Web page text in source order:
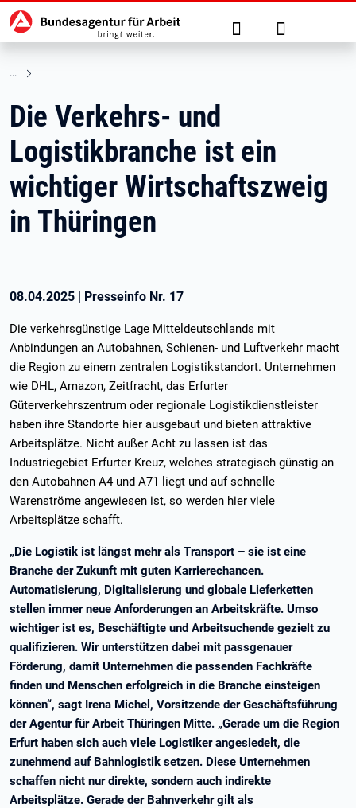
zu den Hauptinhalten springen
Hauptnavigation Suche Anmelden
Die Verkehrs- und
Logistikbranche ist ein
wichtiger Wirtschaftszweig
in Thüringen
08.04.2025 | Presseinfo Nr. 17
Die verkehrsgünstige Lage Mitteldeutschlands mit
Anbindungen an Autobahnen, Schienen- und Luftverkehr macht
die Region zu einem zentralen Logistikstandort. Unternehmen
wie DHL, Amazon, Zeitfracht, das Erfurter
Güterverkehrszentrum oder regionale Logistikdienstleister
haben ihre Standorte hier ausgebaut und bieten attraktive
Arbeitsplätze. Nicht außer Acht zu lassen ist das
Industriegebiet Erfurter Kreuz, welches strategisch günstig an
den Autobahnen A4 und A71 liegt und auf schnelle
Warenströme angewiesen ist, so werden hier viele
Arbeitsplätze schafft.
„Die Logistik ist längst mehr als Transport – sie ist eine
Branche der Zukunft mit guten Karrierechancen.
Automatisierung, Digitalisierung und globale Lieferketten
stellen immer neue Anforderungen an Arbeitskräfte. Umso
wichtiger ist es, Beschäftigte und Arbeitsuchende gezielt zu
qualifizieren. Wir unterstützen dabei mit passgenauer
Förderung, damit Unternehmen die passenden Fachkräfte
finden und Menschen erfolgreich in die Branche einsteigen
können“, sagt Irena Michel, Vorsitzende der Geschäftsführung
der Agentur für Arbeit Thüringen Mitte. „Gerade um die Region
Erfurt haben sich auch viele Logistiker angesiedelt, die
zunehmend auf Bahnlogistik setzen. Diese Unternehmen
schaffen nicht nur direkte, sondern auch indirekte
Arbeitsplätze. Gerade der Bahnverkehr gilt als